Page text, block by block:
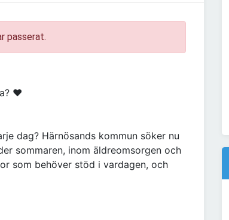
passerat.
♥
dag? Härnösands kommun söker nu
sommaren, inom äldreomsorgen och
som behöver stöd i vardagen, och